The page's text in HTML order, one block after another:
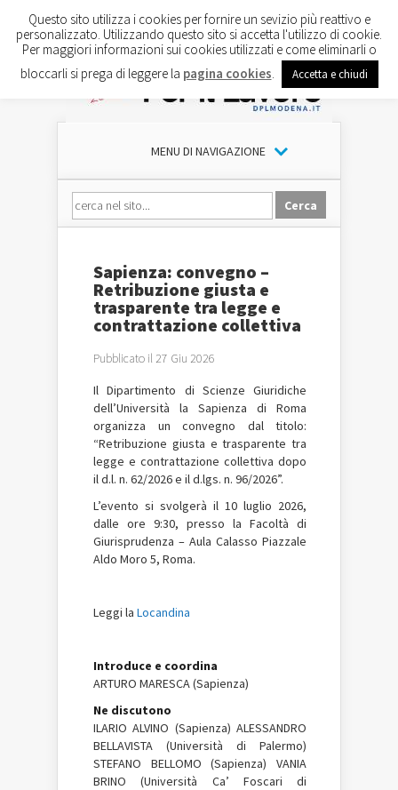
MENU DI NAVIGAZIONE
Sapienza: convegno –
Retribuzione giusta e
trasparente tra legge e
contrattazione collettiva
Pubblicato il 27 Giu 2026
Il Dipartimento di Scienze Giuridiche
dell’Università la Sapienza di Roma
organizza un convegno dal titolo:
“Retribuzione giusta e trasparente tra
legge e contrattazione collettiva dopo
il d.l. n. 62/2026 e il d.lgs. n. 96/2026”.
L’evento si svolgerà il 10 luglio 2026,
dalle ore 9:30, presso la Facoltà di
Giurisprudenza – Aula Calasso Piazzale
Aldo Moro 5, Roma.
Leggi la Locandina
Introduce e coordina
ARTURO MARESCA (Sapienza)
Ne discutono
ILARIO ALVINO (Sapienza) ALESSANDRO
BELLAVISTA (Università di Palermo)
STEFANO BELLOMO (Sapienza) VANIA
BRINO (Università Ca’ Foscari di
Questo sito utilizza i cookies per fornire un sevizio più reattivo e
personalizzato. Utilizzando questo sito si accetta l'utilizzo di cookie.
Per maggiori informazioni sui cookies utilizzati e come eliminarli o
bloccarli si prega di leggere la pagina cookies Accetta e chiudi